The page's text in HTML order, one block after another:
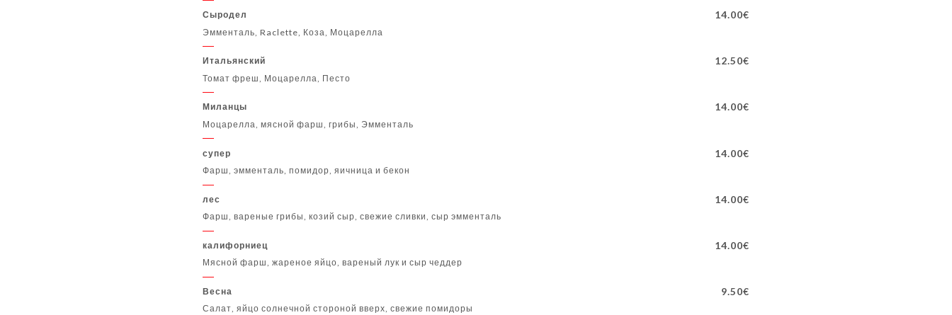
Сыродел 14.00€
Эмменталь, Raclette, Коза, Моцарелла
Итальянский 12.50€
Томат фреш, Моцарелла, Песто
Миланцы 14.00€
Моцарелла, мясной фарш, грибы, Эмменталь
супер 14.00€
Фарш, эмменталь, помидор, яичница и бекон
лес 14.00€
Фарш, вареные грибы, козий сыр, свежие сливки, сыр эмменталь
калифорниец 14.00€
Мясной фарш, жареное яйцо, вареный лук и сыр чеддер
Весна 9.50€
Салат, яйцо солнечной стороной вверх, свежие помидоры